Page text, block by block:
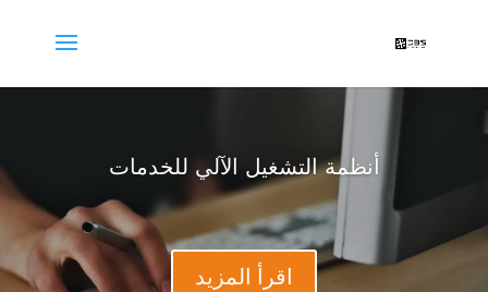
أنظمة التشغيل الآلي للخدمات
اقرأ المزيد